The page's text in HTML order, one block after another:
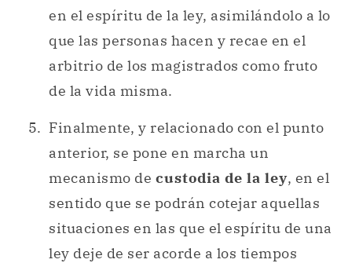
en el espíritu de la ley, asimilándolo a lo
que las personas hacen y recae en el
arbitrio de los magistrados como fruto
de la vida misma.
Finalmente, y relacionado con el punto
anterior, se pone en marcha un
mecanismo de custodia de la ley, en el
sentido que se podrán cotejar aquellas
situaciones en las que el espíritu de una
ley deje de ser acorde a los tiempos